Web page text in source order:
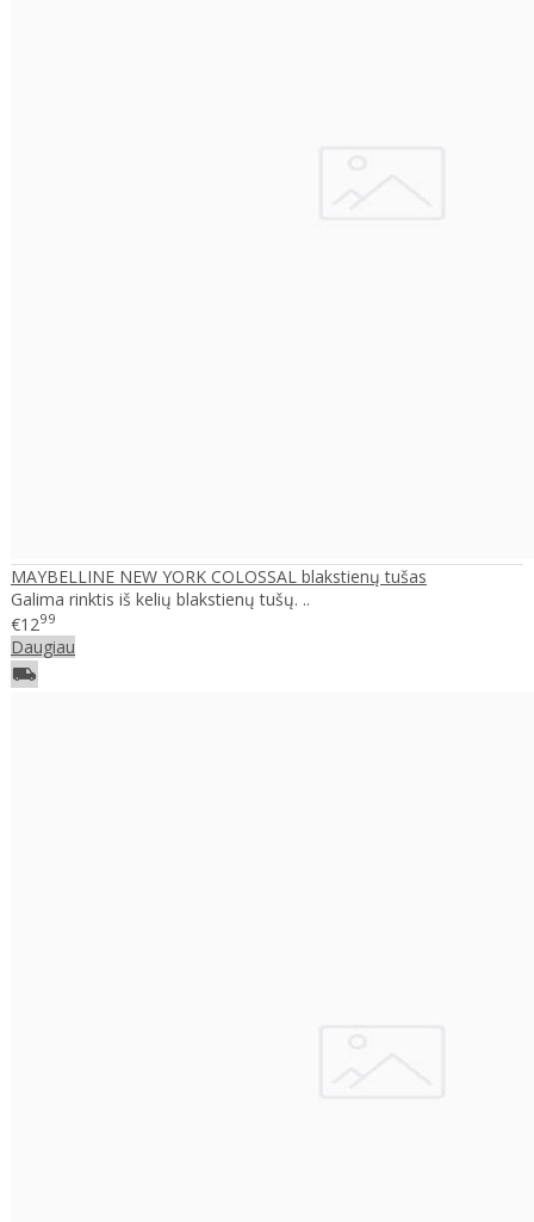
MAYBELLINE NEW YORK COLOSSAL blakstienų tušas
Galima rinktis iš kelių blakstienų tušų. ..
€1299
Daugiau